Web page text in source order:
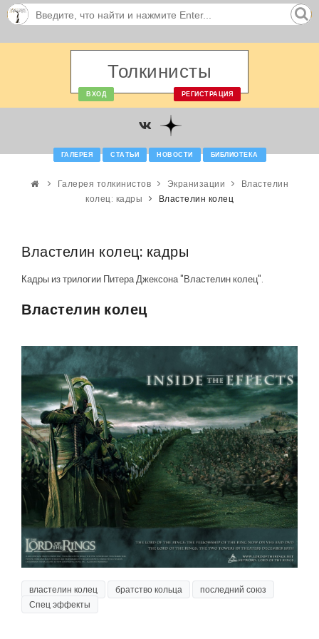
Толкинисты
ВХОД РЕГИСТРАЦИЯ
ГАЛЕРЕЯ СТАТЬИ НОВОСТИ БИБЛИОТЕКА
Галерея толкинистов Экранизации
Властелин
колец: кадры
Властелин колец
Властелин колец: кадры
Кадры из трилогии Питера Джексона "Властелин колец".
Властелин колец
властелин колец братство кольца
последний союз
Спец эффекты